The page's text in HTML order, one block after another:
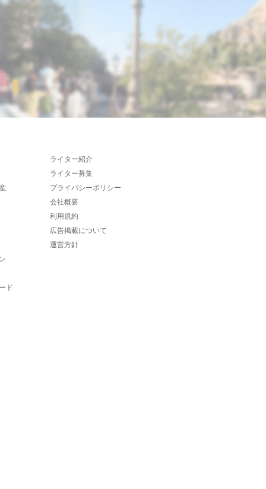
ド
ライター紹介
ライター募集
プライバシーポリシー
会社概要
利用規約
広告掲載について
運営方針